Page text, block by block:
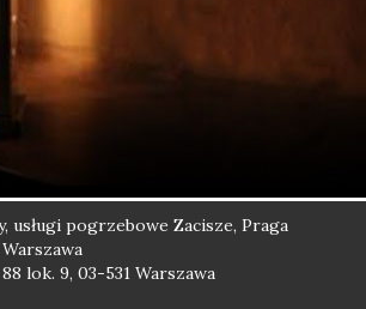
usługi pogrzebowe Zacisze, Praga
lok. 9, 03-531 Warszawa